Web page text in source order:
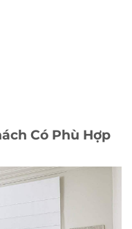
Có Phù Hợp